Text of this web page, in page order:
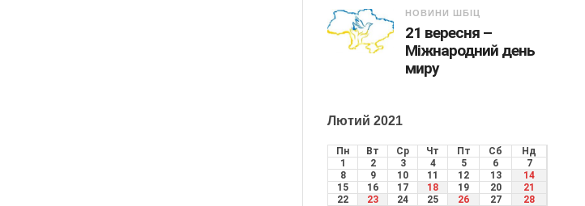
НОВИНИ ШБІЦ
21 вересня –
Міжнародний день
миру
Лютий 2021
Пн Вт Ср Чт Пт Сб Нд
1 2 3 4 5 6
7
8
9 10 11 12 13
14
15
16 17 18 19 20
21
22
23 24 25 26 27 28